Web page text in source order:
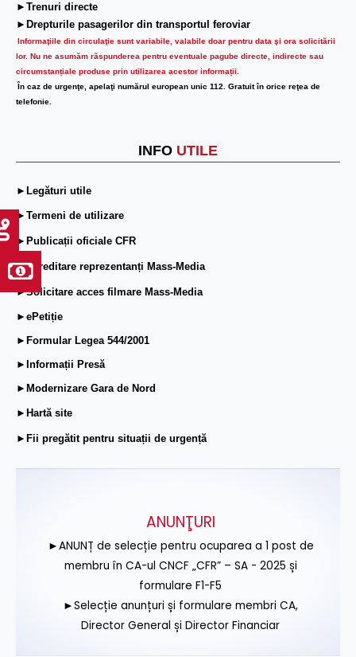
►Trenuri directe
►Drepturile pasagerilor din transportul feroviar
Informaţiile din circulaţie sunt variabile, valabile doar pentru data şi ora solicitării
lor. Nu ne asumăm răspunderea pentru eventuale pagube directe, indirecte sau
circumstanțiale produse prin utilizarea acestor informații.
În caz de urgenţe, apelaţi numărul european unic 112. Gratuit în orice reţea de
telefonie.
INFO UTILE
►Legături utile
►Termeni de utilizare
►Publicații oficiale CFR
►Acreditare reprezentanți Mass-Media
►Solicitare acces filmare Mass-Media
►ePetiție
►Formular Legea 544/2001
►Informații Presă
►Modernizare Gara de Nord
►Hartă site
►Fii pregătit pentru situații de urgență
ANUNŢURI
►ANUNȚ de selecție pentru ocuparea a 1 post de
membru în CA-ul CNCF „CFR” – SA - 2025 și
formulare F1-F5
►Selecție anunțuri și formulare membri CA,
Director General și Director Financiar